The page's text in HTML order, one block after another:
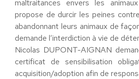
maltraitances envers les
propose de durcir les peines
abandonnant leurs animaux de
demande l’interdiction à vie de
Nicolas DUPONT-AIGNAN
certificat de sensibilisation
acquisition/adoption afin de